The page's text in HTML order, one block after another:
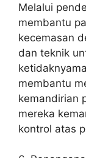
Melalui
membantu
kecemasan
dan teknik
membantu
kemandirian
mereka
kontrol atas